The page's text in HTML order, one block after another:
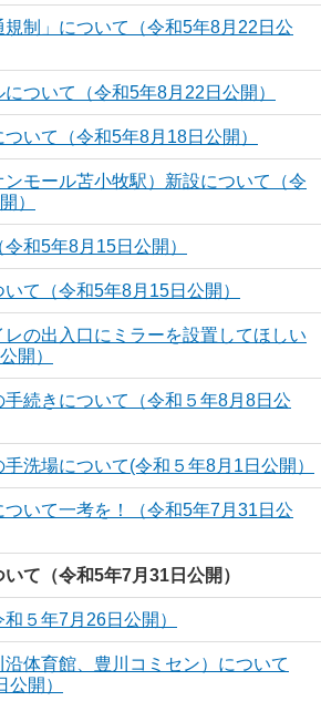
規制」について（令和5年8月22日公
ついて（令和5年8月22日公開）
いて（令和5年8月18日公開）
モール苫小牧駅）新設について（令
）
和5年8月15日公開）
て（令和5年8月15日公開）
の出入口にミラーを設置してほしい
開）
手続きについて（令和５年8月8日公
洗場について(令和５年8月1日公開）
いて一考を！（令和5年7月31日公
て（令和5年7月31日公開）
５年7月26日公開）
体育館、豊川コミセン）について
公開）